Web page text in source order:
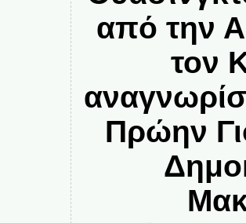
από την
τον
Πρώην